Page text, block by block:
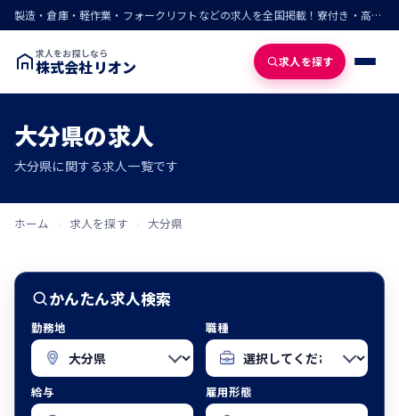
製造・倉庫・軽作業・フォークリフトなどの求人を全国掲載！寮付き・高収入・即入寮の仕事が見つかる
求人をお探しなら
株式会社リオン 求人を探す
大分県の求人
大分県に関する求人一覧です
ホーム › 求人を探す › 大分県
かんたん求人検索
勤務地 職種
給与 雇用形態